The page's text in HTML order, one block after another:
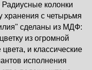
Радиусные колонки
хранения с четырьмя
сделаны из МДФ:
из огромной
и классические
исполнения